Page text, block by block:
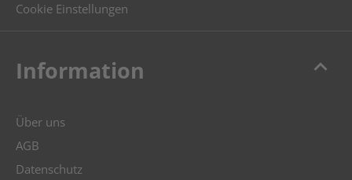
Cookie Einstellungen
keyboard_arrow_up
Information
Über uns
AGB
Datenschutz